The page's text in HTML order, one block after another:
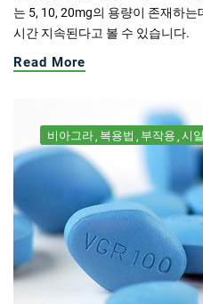
는 5, 10, 20mg의 용량이 존재하
시간 지속된다고 볼 수 있습니다.
Read More
비아그라 복용법 부작용 시